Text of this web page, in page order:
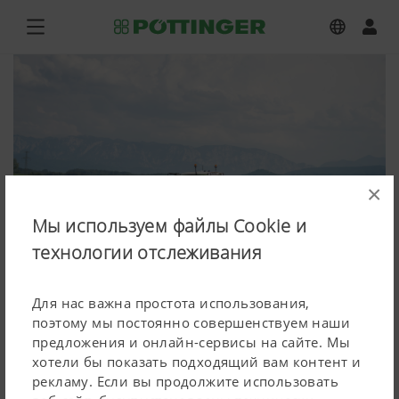
×
Мы используем файлы Cookie и
технологии отслеживания
Для нас важна простота использования,
поэтому мы постоянно совершенствуем наши
предложения и онлайн-сервисы на сайте. Мы
хотели бы показать подходящий вам контент и
рекламу. Если вы продолжите использовать
NOVACAT V 9200
Фото (в высоком качестве)